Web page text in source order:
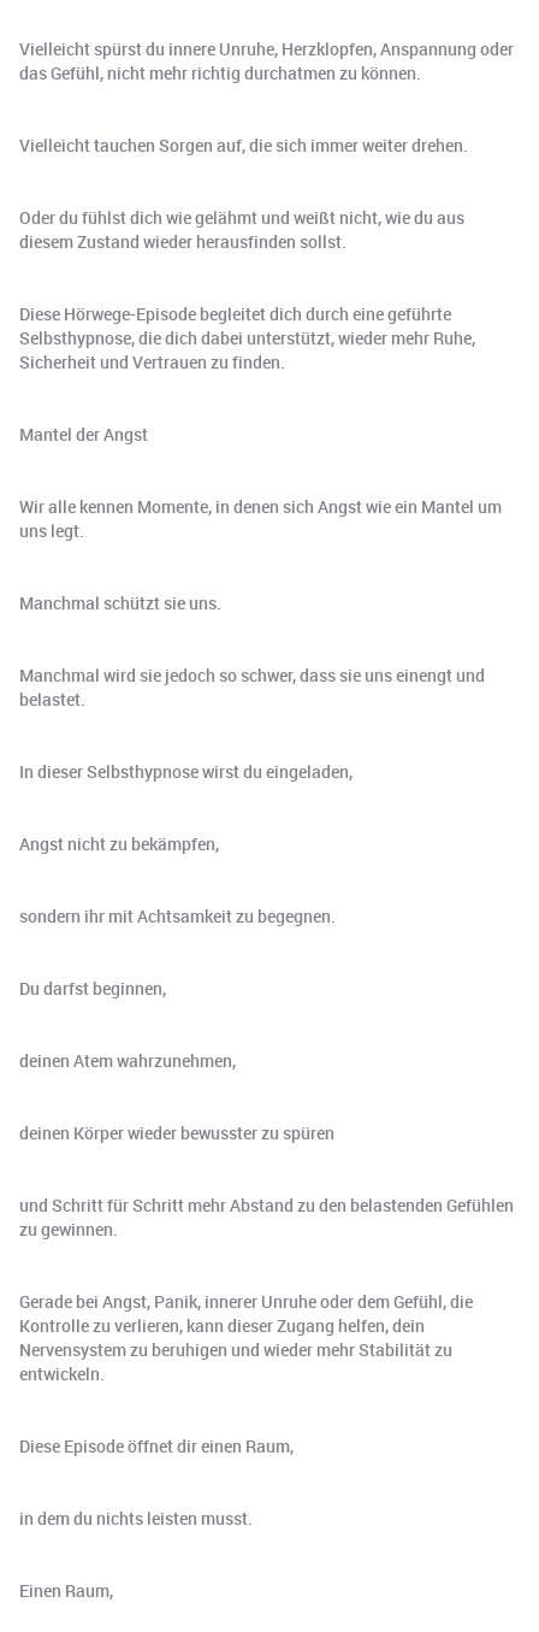
Vielleicht spürst du innere Unruhe, Herzklopfen, Anspannung oder
das Gefühl, nicht mehr richtig durchatmen zu können.
Vielleicht tauchen Sorgen auf, die sich immer weiter drehen.
Oder du fühlst dich wie gelähmt und weißt nicht, wie du aus
diesem Zustand wieder herausfinden sollst.
Diese Hörwege-Episode begleitet dich durch eine geführte
Selbsthypnose, die dich dabei unterstützt, wieder mehr Ruhe,
Sicherheit und Vertrauen zu finden.
Mantel der Angst
Wir alle kennen Momente, in denen sich Angst wie ein Mantel um
uns legt.
Manchmal schützt sie uns.
Manchmal wird sie jedoch so schwer, dass sie uns einengt und
belastet.
In dieser Selbsthypnose wirst du eingeladen,
Angst nicht zu bekämpfen,
sondern ihr mit Achtsamkeit zu begegnen.
Du darfst beginnen,
deinen Atem wahrzunehmen,
deinen Körper wieder bewusster zu spüren
und Schritt für Schritt mehr Abstand zu den belastenden Gefühlen
zu gewinnen.
Gerade bei Angst, Panik, innerer Unruhe oder dem Gefühl, die
Kontrolle zu verlieren, kann dieser Zugang helfen, dein
Nervensystem zu beruhigen und wieder mehr Stabilität zu
entwickeln.
Diese Episode öffnet dir einen Raum,
in dem du nichts leisten musst.
Einen Raum,